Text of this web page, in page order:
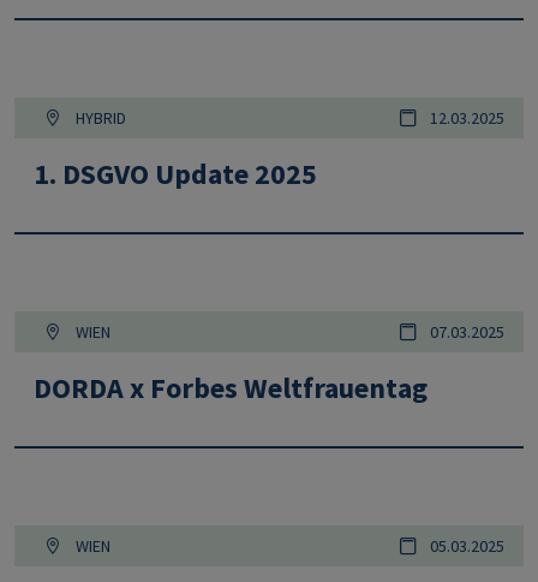
HYBRID 12.03.2025
1. DSGVO Update 2025
WIEN 07.03.2025
DORDA x Forbes Weltfrauentag
WIEN 05.03.2025